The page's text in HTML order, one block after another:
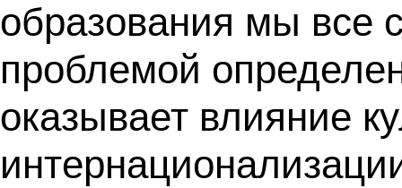
образования мы все
проблемой
оказывает влияние